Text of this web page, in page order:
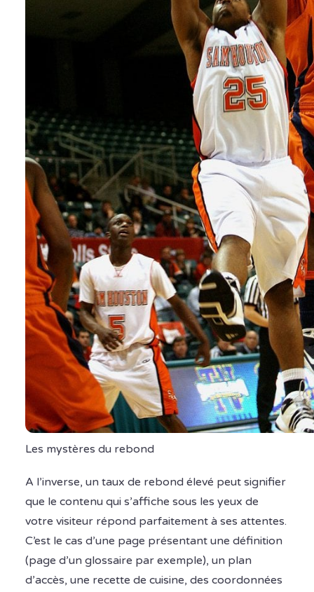
Les mystères du rebond
A l’inverse, un taux de rebond élevé peut signifier
que le contenu qui s’affiche sous les yeux de
votre visiteur répond parfaitement à ses attentes.
C’est le cas d’une page présentant une définition
(page d’un glossaire par exemple), un plan
d’accès, une recette de cuisine, des coordonnées